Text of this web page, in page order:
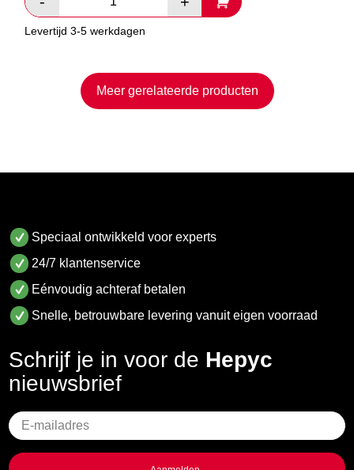
Levertijd 3-5 werkdagen
Meer gerelateerde producten
Speciaal ontwikkeld voor experts
24/7 klantenservice
Eénvoudig achteraf betalen
Snelle, betrouwbare levering vanuit eigen voorraad
Schrijf je in voor de Hepyc
nieuwsbrief
Geen
titel